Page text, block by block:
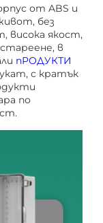
от ABS и
без
висока якост,
в
пРОДУКТИ
с кратък
по